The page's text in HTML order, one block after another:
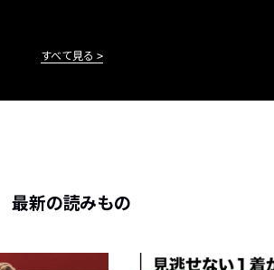
すべて見る
最新の読みもの